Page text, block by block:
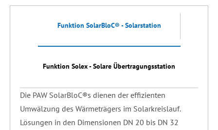
Funktion SolarBloC® - Solarstation
Funktion Solex - Solare Übertragungsstation
Die PAW SolarBloC®s dienen der effizienten
Umwälzung des Wärmeträgers im Solarkreislauf.
Lösungen in den Dimensionen DN 20 bis DN 32